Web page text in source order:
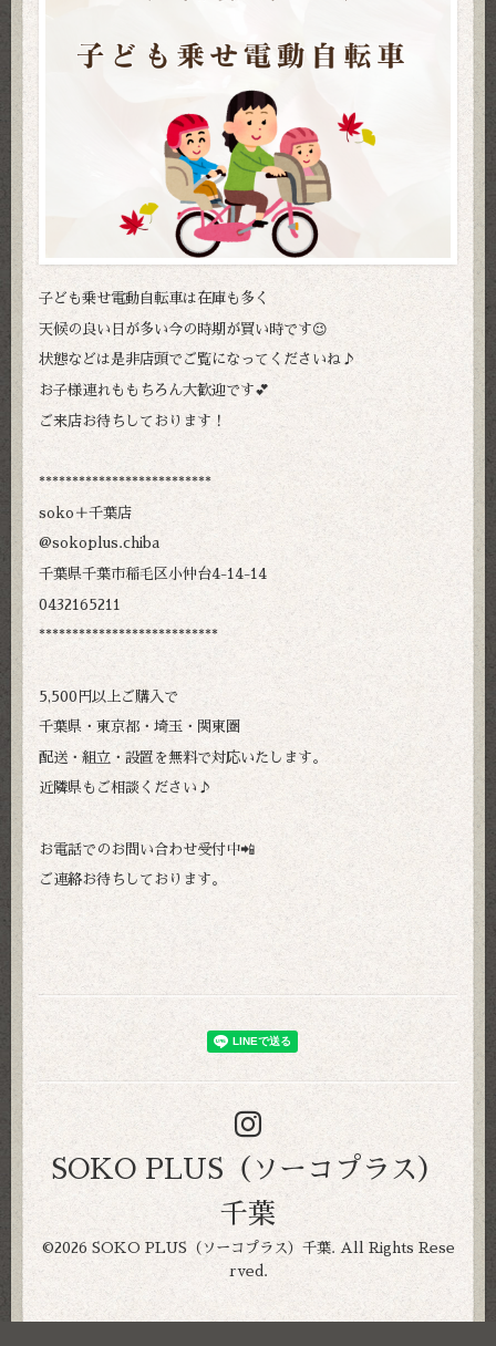
子ども乗せ電動自転車は在庫も多く
天候の良い日が多い今の時期が買い時です😉
状態などは是非店頭でご覧になってくださいね♪
お子様連れももちろん大歓迎です💕
ご来店お待ちしております！
**************************
soko＋千葉店
@sokoplus.chiba
千葉県千葉市稲毛区小仲台4-14-14
0432165211
***************************
5,500円以上ご購入で
千葉県・東京都・埼玉・関東圏
配送・組立・設置を無料で対応いたします。
近隣県もご相談ください♪
お電話でのお問い合わせ受付中📲
ご連絡お待ちしております。
SOKO PLUS（ソーコプラス）
千葉
©2026 SOKO PLUS（ソーコプラス）千葉. All Rights Rese
rved.